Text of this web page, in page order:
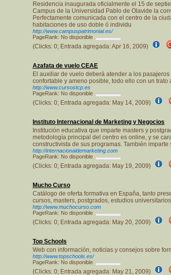
Residencia inaugurada oficialmente el 15 de
Campus de la Universidad Pablo de Olavide la
Perfectamente comunicada con el centro de la
habitaciones de uso doble ó individu
http://www.campuspatrimonial.es/
PageRank: No disponible
(Clicks: 0; Entrada agregada: Apr 16, 2009)
Azafata de vuelo CEAE
El auxiliar de vuelo deberá atender a los
confortable y ameno posible, todo ello con un
http://www.cursostcp.es
PageRank: No disponible
(Clicks: 0; Entrada agregada: May 14, 2009)
Instituto Internacional de Marketing y Negocios
Institución educativa que imparte masters y
metodología principal del centro es online, y se
constructivista de sus programas. También
http://internacionaldemarketing.com
PageRank: No disponible
(Clicks: 0; Entrada agregada: May 19, 2009)
Mucho Curso
Catálogo de oferta formativa en España, tanto
cursos, masters, postgrados, estudios
http://www.muchocurso.com
PageRank: No disponible
(Clicks: 0; Entrada agregada: May 20, 2009)
Top Schools
Web con información, noticias y consejos sobre
http://www.topschools.es/
PageRank: No disponible
(Clicks: 0; Entrada agregada: May 21, 2009)